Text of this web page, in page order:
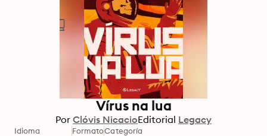
Vírus na lua
Por Clóvis NicacioEditorial Legacy
Idioma FormatoCategoría